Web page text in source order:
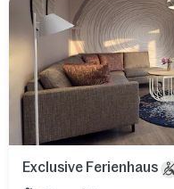
Exclusive Ferienhaus